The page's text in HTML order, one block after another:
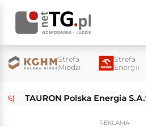
Strefa
Miedzi
Strefa
Energii
TAURON Polska Energia S.A.
REKLAMA